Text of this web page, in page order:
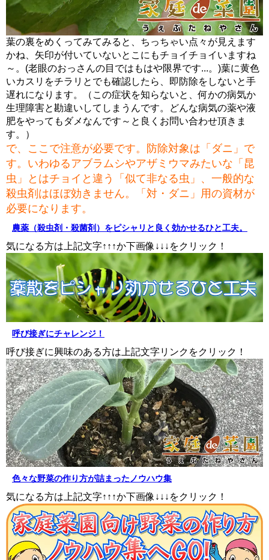
葉の裏をめくってみてみると、ちっちゃい点々が見えます
かね、矢印が付いていないとこにもチョイチョイいますね
～。(老眼のおっさんの目ではもはや限界です...。)葉に黄色
いカスリをチラリとでも確認したら、即防除をしないと手
遅れになります。（この症状を知らないと、何かの病気か
生理障害と勘違いしてしまうんです。どんな病気の薬や液
肥をやってもダメなんです～と良くお問い合わせ頂きま
す。）
で、ここで注意が必要です。防除対象は「ダニ」で
す。いわゆるアブラムシやアザミウマみたいな「昆
虫」とはチョイと違う「似て非なる虫」、一般的な
殺虫剤はほぼ効きません。「対・ダニ」用の資材が
必要になります。
農薬（殺虫剤・殺菌剤）をピシャリと良く効かせるひと工夫。
気になる方は上記文字↑↑↑か下画像↓↓↓をクリック！
呼び接ぎにチャレンジ！
呼び接ぎに興味のある方は上記文字リンクをクリック！
色々な野菜の作り方が詰まったノウハウ集
気になる方は上記文字↑↑↑か下画像↓↓↓をクリック！